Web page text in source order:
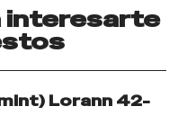
interesarte
Lorann 42-